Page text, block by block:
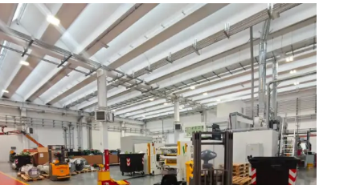
Bovisa
Milano
–
Prima
Pavimenti